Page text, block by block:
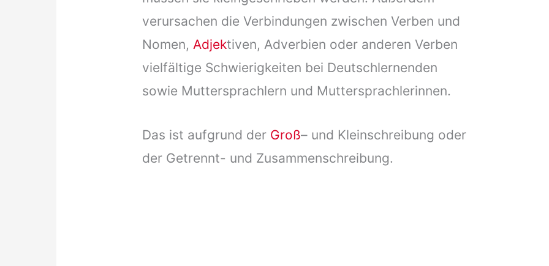
verursachen die Verbindungen zwischen Verben und
Nomen,Adjektiven, Adverbien oder anderen Verben
vielfältige Schwierigkeiten bei Deutschlernenden
sowie Muttersprachlern und Muttersprachlerinnen.
Das ist aufgrund der Groß– und Kleinschreibung oder
der Getrennt- und Zusammenschreibung.